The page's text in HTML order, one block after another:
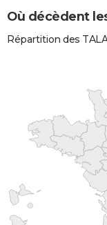
Où décèdent
Répartition des